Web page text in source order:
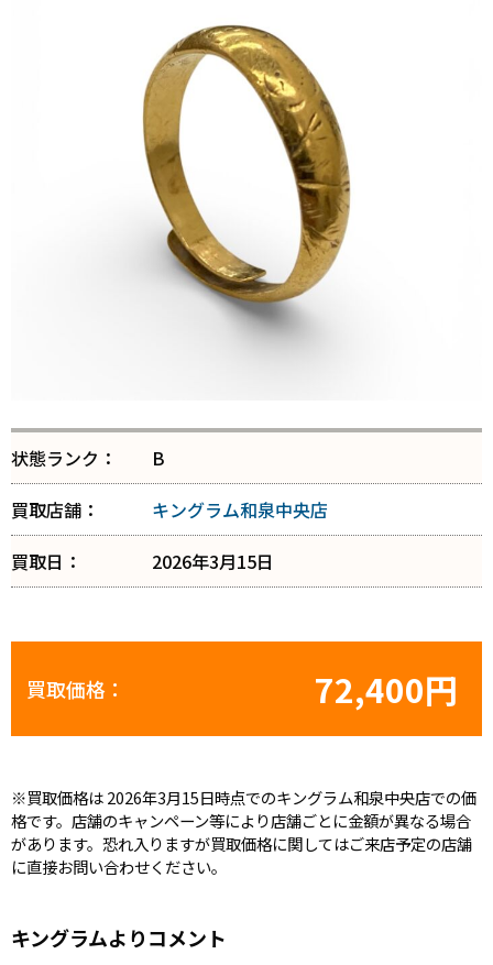
状態ランク：
B
買取店舗：
キングラム和泉中央店
買取日：
2026年3月15日
買取価格： 72,400円
※買取価格は 2026年3月15日時点でのキングラム和泉中央店での価
格です。店舗のキャンペーン等により店舗ごとに金額が異なる場合
があります。恐れ入りますが買取価格に関してはご来店予定の店舗
に直接お問い合わせください。
キングラムよりコメント